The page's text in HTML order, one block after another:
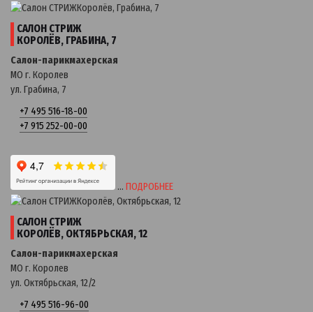
САЛОН СТРИЖ
КОРОЛЁВ, ГРАБИНА, 7
Салон-парикмахерская
МО г. Королев
ул. Грабина, 7
+7 495 516-18-00
+7 915 252-00-00
… ПОДРОБНЕЕ
САЛОН СТРИЖ
КОРОЛЁВ, ОКТЯБРЬСКАЯ, 12
Салон-парикмахерская
МО г. Королев
ул. Октябрьская, 12/2
+7 495 516-96-00